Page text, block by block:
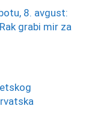
8. avgust:
grabi mir za